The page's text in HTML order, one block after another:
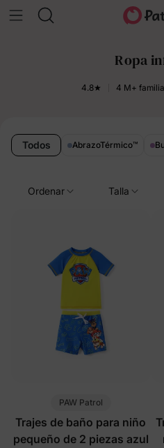
Ropa
4.8★ 4 M+
Todos AbrazoTérmico™
Ordenar Talla
PAW Patrol
Trajes de baño para niño
pequeño de 2 piezas azul